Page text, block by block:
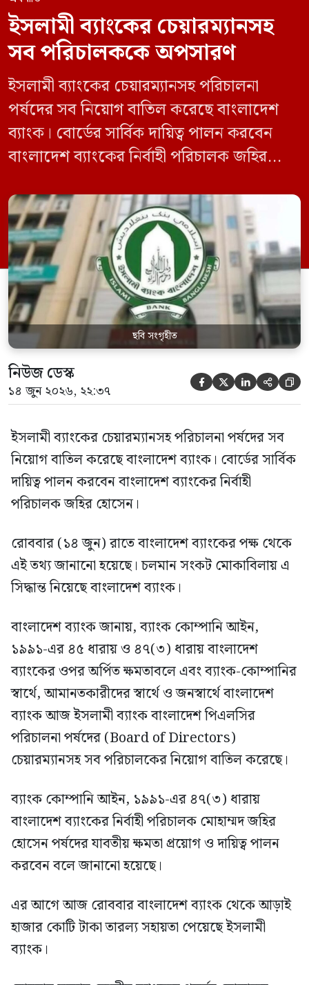
ইসলামী ব্যাংকের চেয়ারম্যানসহ
সব পরিচালককে অপসারণ
ইসলামী ব্যাংকের চেয়ারম্যানসহ পরিচালনা
পর্ষদের সব নিয়োগ বাতিল করেছে বাংলাদেশ
ব্যাংক। বোর্ডের সার্বিক দায়িত্ব পালন করবেন
বাংলাদেশ ব্যাংকের নির্বাহী পরিচালক জহির
ব্যাংকের পক্ষ থেকে এই তথ্য জানানো হয়েছে।
চলমান সংকট মোকাবিলায় এ সিদ্ধান্ত নিয়েছে
বাংলাদেশ ব্যাংক। বাংলাদেশ ব্যাংক জানায়,
ব্যাংক কোম্পানি আইন, ১৯৯১-এর ৪৫ ধারায় ও
৪৭(৩) ধারায় বাংলাদেশ […]
ছবি সংগৃহীত
নিউজ ডেস্ক
১৪ জুন ২০২৬, ২২:৩৭     
ইসলামী ব্যাংকের চেয়ারম্যানসহ পরিচালনা পর্ষদের সব
নিয়োগ বাতিল করেছে বাংলাদেশ ব্যাংক। বোর্ডের সার্বিক
দায়িত্ব পালন করবেন বাংলাদেশ ব্যাংকের নির্বাহী
পরিচালক জহির হোসেন।
রোববার (১৪ জুন) রাতে বাংলাদেশ ব্যাংকের পক্ষ থেকে
এই তথ্য জানানো হয়েছে। চলমান সংকট মোকাবিলায় এ
সিদ্ধান্ত নিয়েছে বাংলাদেশ ব্যাংক।
বাংলাদেশ ব্যাংক জানায়, ব্যাংক কোম্পানি আইন,
১৯৯১-এর ৪৫ ধারায় ও ৪৭(৩) ধারায় বাংলাদেশ
ব্যাংকের ওপর অর্পিত ক্ষমতাবলে এবং ব্যাংক-কোম্পানির
স্বার্থে, আমানতকারীদের স্বার্থে ও জনস্বার্থে বাংলাদেশ
ব্যাংক আজ ইসলামী ব্যাংক বাংলাদেশ পিএলসির
পরিচালনা পর্ষদের (Board of Directors)
চেয়ারম্যানসহ সব পরিচালকের নিয়োগ বাতিল করেছে।
ব্যাংক কোম্পানি আইন, ১৯৯১-এর ৪৭(৩) ধারায়
বাংলাদেশ ব্যাংকের নির্বাহী পরিচালক মোহাম্মদ জহির
হোসেন পর্ষদের যাবতীয় ক্ষমতা প্রয়োগ ও দায়িত্ব পালন
করবেন বলে জানানো হয়েছে।
এর আগে আজ রোববার বাংলাদেশ ব্যাংক থেকে আড়াই
হাজার কোটি টাকা তারল্য সহায়তা পেয়েছে ইসলামী
ব্যাংক।